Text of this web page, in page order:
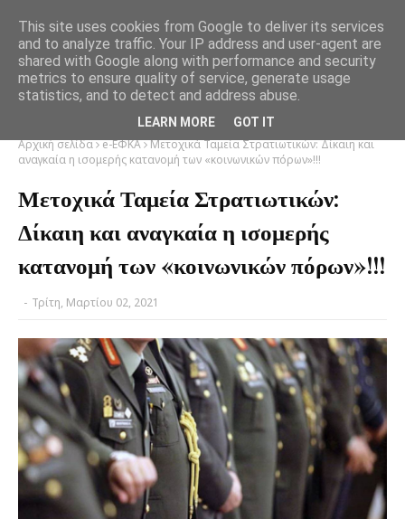
Αρχική σελίδα e-ΕΦΚΑ Μετοχικά Ταμεία Στρατιωτικών: Δίκαιη και
αναγκαία η ισομερής κατανομή των «κοινωνικών πόρων»!!!
Μετοχικά Ταμεία Στρατιωτικών:
Δίκαιη και αναγκαία η ισομερής
κατανομή των «κοινωνικών πόρων»!!!
- Τρίτη, Μαρτίου 02, 2021
This site uses cookies from Google to deliver its services
and to analyze traffic. Your IP address and user-agent are
shared with Google along with performance and security
metrics to ensure quality of service, generate usage
statistics, and to detect and address abuse.
LEARN MORE GOT IT